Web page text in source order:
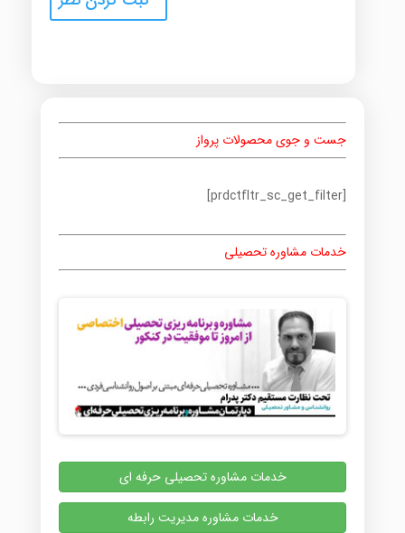
جست و جوی محصولات پرواز
[prdctfltr_sc_get_filter]
خدمات مشاوره تحصیلی
خدمات مشاوره تحصیلی حرفه ای
خدمات مشاوره مدیریت رابطه